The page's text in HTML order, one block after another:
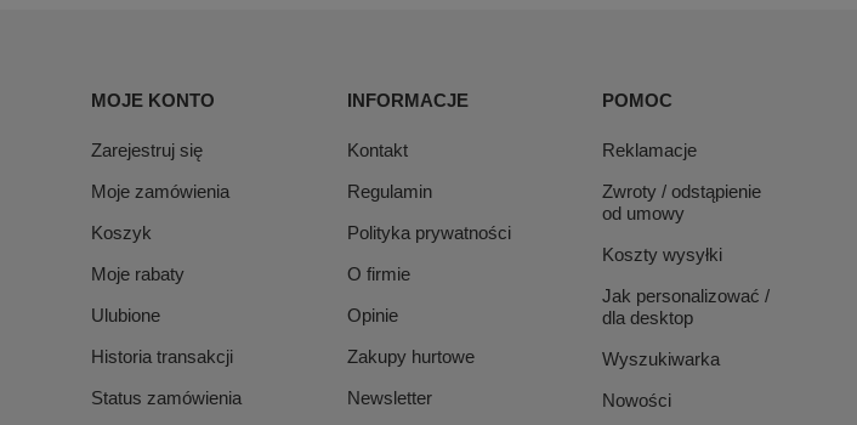
MOJE KONTO
Zarejestruj się
Moje zamówienia
Koszyk
Moje rabaty
Ulubione
Historia transakcji
Status zamówienia
INFORMACJE
Kontakt
Regulamin
Polityka prywatności
O firmie
Opinie
Zakupy hurtowe
Newsletter
POMOC
Reklamacje
Zwroty / odstąpienie
od umowy
Koszty wysyłki
Jak personalizować /
dla desktop
Wyszukiwarka
Nowości